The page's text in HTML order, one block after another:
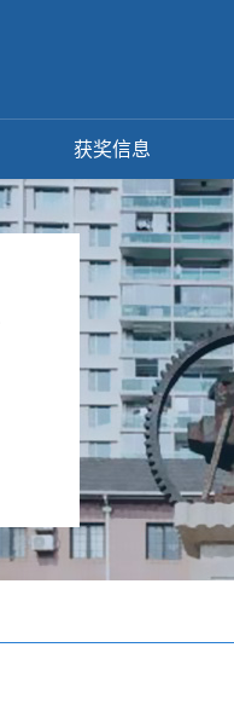
获奖信息